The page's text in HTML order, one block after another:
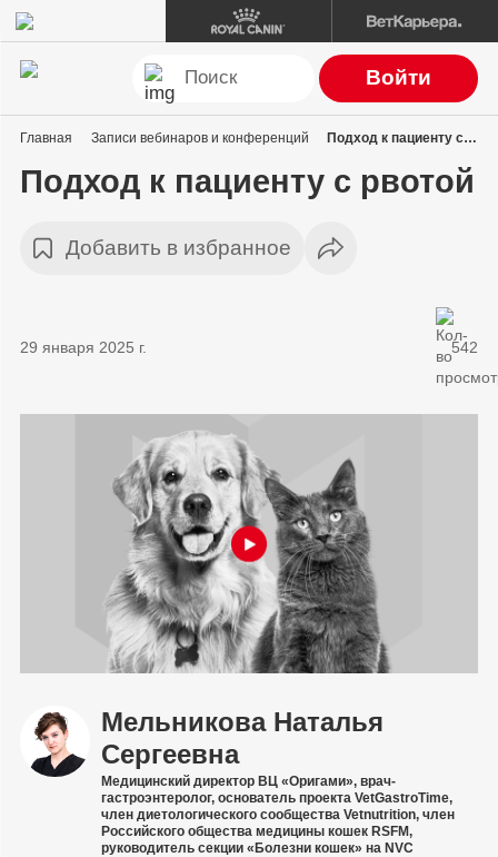
Войти
Главная Записи вебинаров и конференций Подход к пациенту с рвотой
Подход к пациенту с рвотой
Добавить в избранное
29 января 2025 г. 542
Мельникова Наталья
Сергеевна
Медицинский директор ВЦ «Оригами», врач-
гастроэнтеролог, основатель проекта VetGastroTime,
член диетологического сообщества Vetnutrition, член
Российского общества медицины кошек RSFM,
руководитель секции «Болезни кошек» на NVC